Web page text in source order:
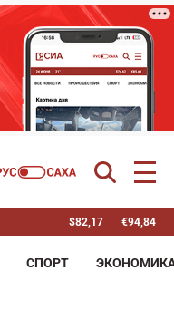
$82,17 €94,84
СПОРТ